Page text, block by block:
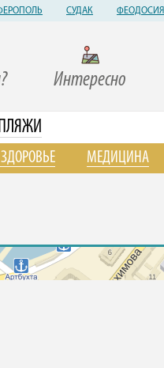
СУДАК ФЕОДОСИЯ
Интересно
МЕДИЦИНА